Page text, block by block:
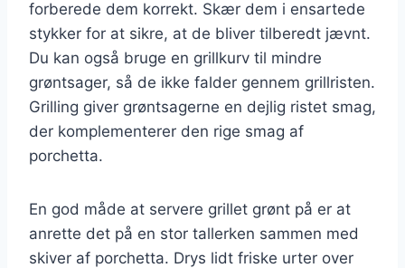
forberede dem korrekt. Skær dem i ensartede
stykker for at sikre, at de bliver tilberedt jævnt.
Du kan også bruge en grillkurv til mindre
grøntsager, så de ikke falder gennem grillristen.
Grilling giver grøntsagerne en dejlig ristet smag,
der komplementerer den rige smag af
porchetta.
En god måde at servere grillet grønt på er at
anrette det på en stor tallerken sammen med
skiver af porchetta. Drys lidt friske urter over